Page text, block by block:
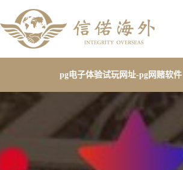
pg电子体验试玩网址-pg网赌软件